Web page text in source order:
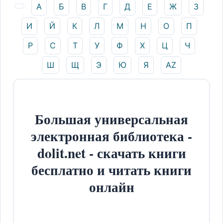
А Б В Г Д Е Ж
З
И
Й К Л М Н О
П
Р
С Т У Ф Х Ц
Ч
Ш
Щ Э Ю Я AZ
Большая универсальная
электронная библиотека -
dolit.net - скачать книги
бесплатно и читать книги
онлайн